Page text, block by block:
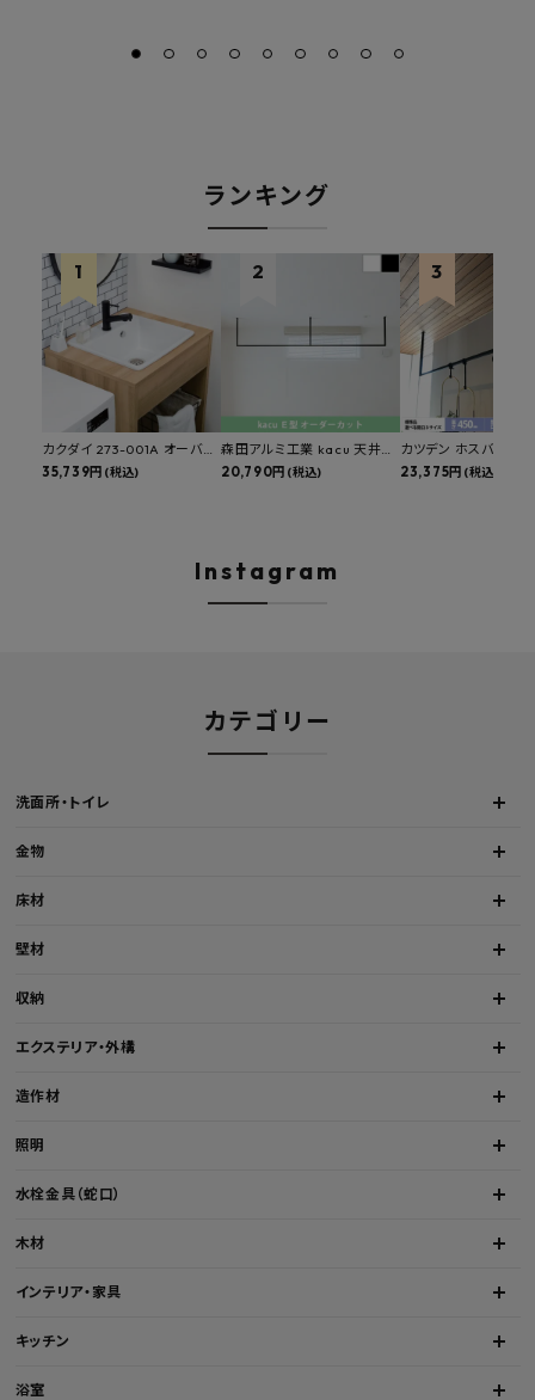
ランキング
カクダイ 273-001A オーバー
カウンタースロップシンク 選
35,739円 (税込)
森田アルミ工業 kacu 天井付
け物干し E型 サイズオーダー
20,790円 (税込)
カツデン ホスバ 天井
物干し 標準サイズ ス
23,375円 (税込)
Instagram
カテゴリー
洗面所・トイレ
金物
床材
壁材
収納
エクステリア・外構
造作材
照明
水栓金具（蛇口）
木材
インテリア・家具
キッチン
浴室